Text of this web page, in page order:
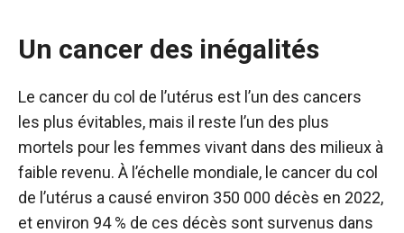
Un cancer des inégalités
Le cancer du col de l’utérus est l’un des cancers
les plus évitables, mais il reste l’un des plus
mortels pour les femmes vivant dans des milieux à
faible revenu. À l’échelle mondiale, le cancer du col
de l’utérus a causé environ 350 000 décès en 2022,
et environ 94 % de ces décès sont survenus dans